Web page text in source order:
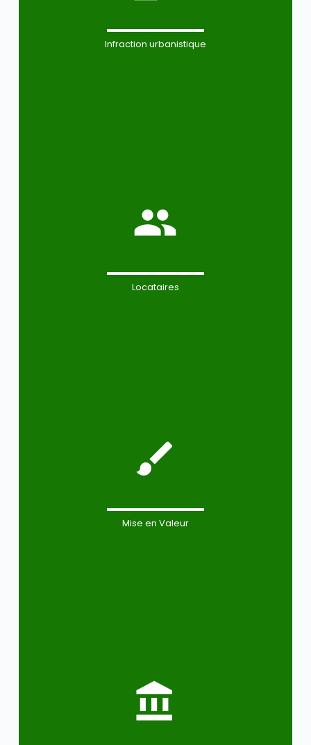
Infraction urbanistique
Locataires
Mise en Valeur